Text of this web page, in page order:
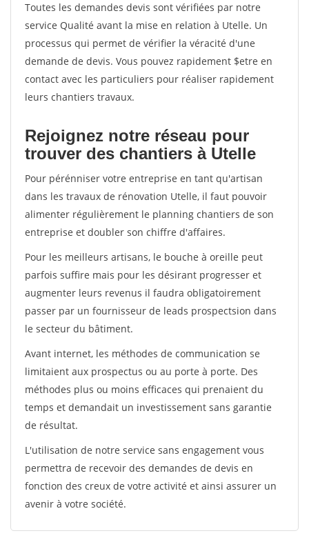
Toutes les demandes devis sont vérifiées par notre
service Qualité avant la mise en relation à Utelle. Un
processus qui permet de vérifier la véracité d'une
demande de devis. Vous pouvez rapidement $etre en
contact avec les particuliers pour réaliser rapidement
leurs chantiers travaux.
Rejoignez notre réseau pour
trouver des chantiers à Utelle
Pour pérénniser votre entreprise en tant qu'artisan
dans les travaux de rénovation Utelle, il faut pouvoir
alimenter régulièrement le planning chantiers de son
entreprise et doubler son chiffre d'affaires.
Pour les meilleurs artisans, le bouche à oreille peut
parfois suffire mais pour les désirant progresser et
augmenter leurs revenus il faudra obligatoirement
passer par un fournisseur de leads prospectsion dans
le secteur du bâtiment.
Avant internet, les méthodes de communication se
limitaient aux prospectus ou au porte à porte. Des
méthodes plus ou moins efficaces qui prenaient du
temps et demandait un investissement sans garantie
de résultat.
L'utilisation de notre service sans engagement vous
permettra de recevoir des demandes de devis en
fonction des creux de votre activité et ainsi assurer un
avenir à votre société.